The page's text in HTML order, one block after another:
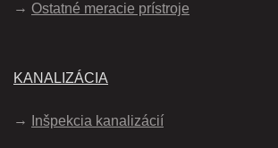
Ostatné meracie prístroje
KANALIZÁCIA
Inšpekcia kanalizácií